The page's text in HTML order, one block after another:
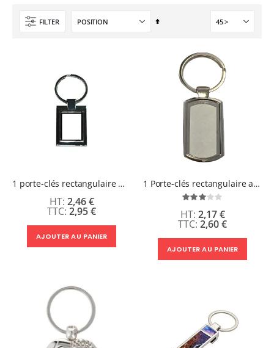
FILTER
Par
1 porte-clés rectangulaire métal 27 x 40 mm
2,95 €
2,46 €
AJOUTER AU PANIER
1 Porte-clés rectangulaire alu 29 x 42 mm
Évaluation:
2,60 €
2,17 €
AJOUTER AU PANIER